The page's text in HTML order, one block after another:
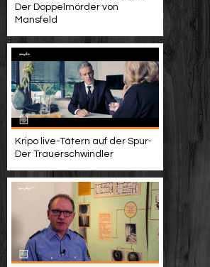
Der Doppelmörder von
Mansfeld
Kripo live-Tätern auf der Spur-
Der Trauerschwindler